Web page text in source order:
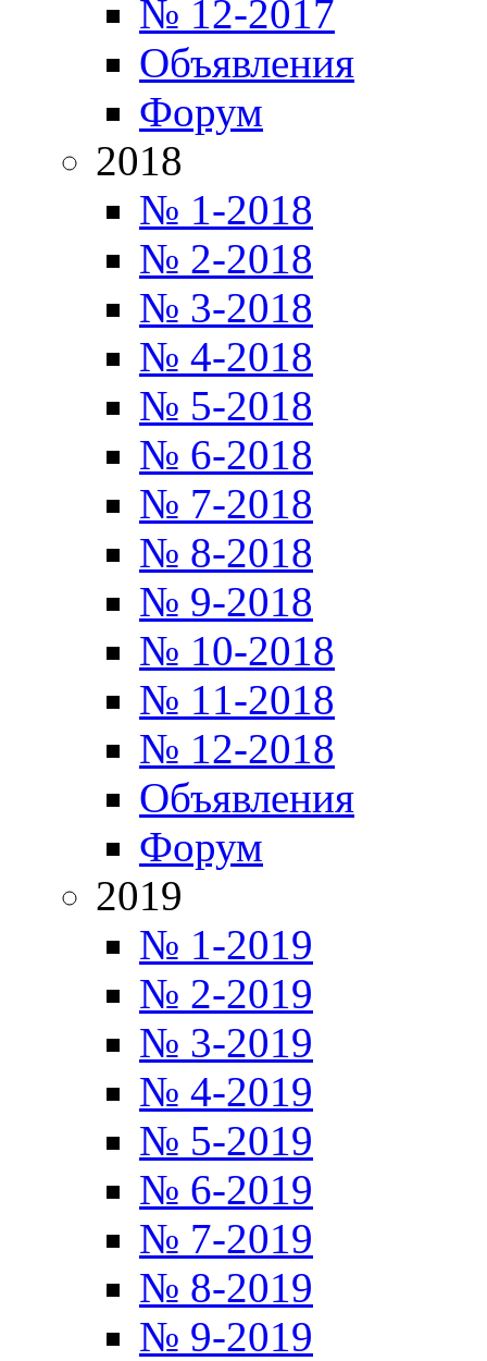
№ 12-2017
Объявления
Форум
2018
№ 1-2018
№ 2-2018
№ 3-2018
№ 4-2018
№ 5-2018
№ 6-2018
№ 7-2018
№ 8-2018
№ 9-2018
№ 10-2018
№ 11-2018
№ 12-2018
Объявления
Форум
2019
№ 1-2019
№ 2-2019
№ 3-2019
№ 4-2019
№ 5-2019
№ 6-2019
№ 7-2019
№ 8-2019
№ 9-2019